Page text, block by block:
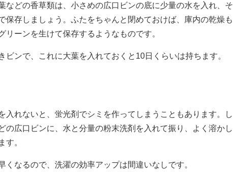
などの香草類は、小さめの広口ビンの底に少量の水を入れ、そ
保存しましょう。ふたをちゃんと閉めておけば、庫内の乾燥も
ーンを生けて保存するようなものです。
ンで、これに大葉を入れておくと10日くらいは持ちます。
入れないと、蛍光剤でシミを作ってしまうこともあります。し
の広口ビンに、水と分量の粉末洗剤を入れて振り、よく溶かし
す。
なるので、洗濯の効率アップは間違いなしです。